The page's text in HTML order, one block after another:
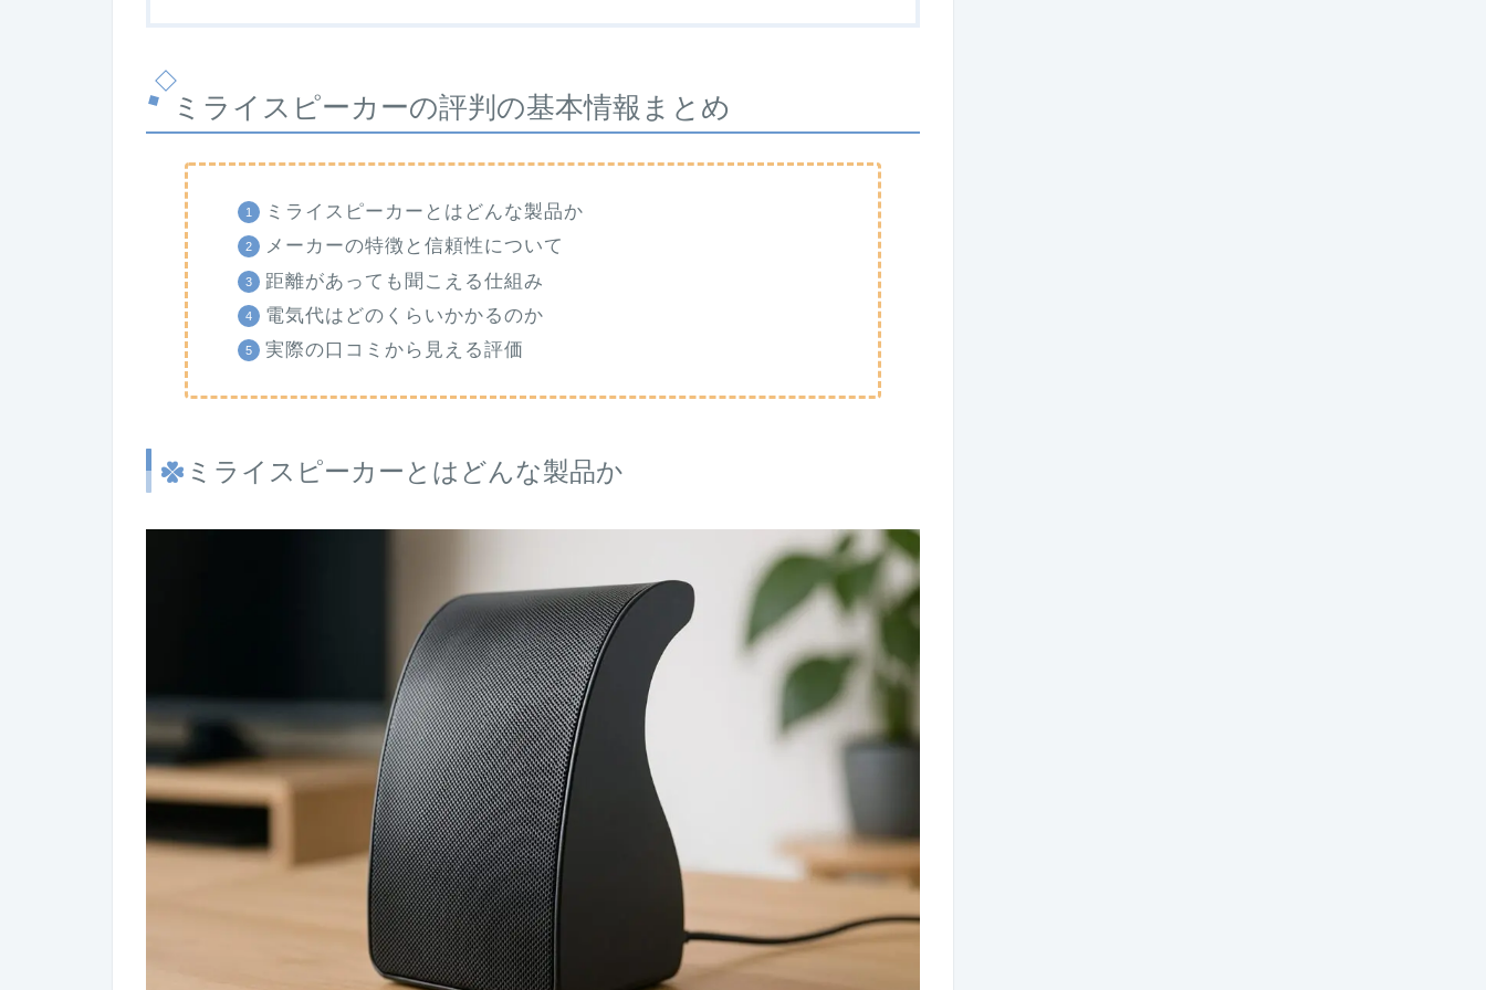
ミライスピーカーの評判の基本情報まとめ
ミライスピーカーとはどんな製品か
メーカーの特徴と信頼性について
距離があっても聞こえる仕組み
電気代はどのくらいかかるのか
実際の口コミから見える評価
ミライスピーカーとはどんな製品か